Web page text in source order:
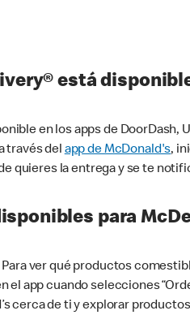
está
en los apps de
través del app de McDonald's,
quieres la entrega y se te
para
ver qué productos
app cuando selecciones
cerca de ti y explorar